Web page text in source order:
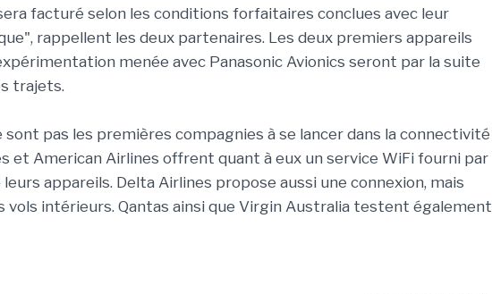
facturé selon les conditions forfaitaires conclues avec leur
rappellent les deux partenaires. Les deux premiers appareils
menée avec Panasonic Avionics seront par la suite
trajets.
sont pas les premières compagnies à se lancer dans la connectivité
et American Airlines offrent quant à eux un service WiFi fourni par
appareils. Delta Airlines propose aussi une connexion, mais
vols intérieurs. Qantas ainsi que Virgin Australia testent également